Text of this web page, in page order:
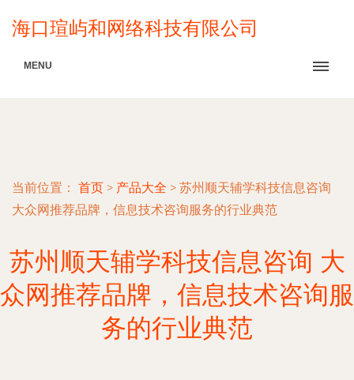
海口瑄屿和网络科技有限公司
MENU
当前位置： 首页 > 产品大全 > 苏州顺天辅学科技信息咨询
大众网推荐品牌，信息技术咨询服务的行业典范
苏州顺天辅学科技信息咨询 大
众网推荐品牌，信息技术咨询服
务的行业典范